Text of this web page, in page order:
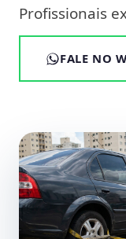
Profissionais
FALE NO